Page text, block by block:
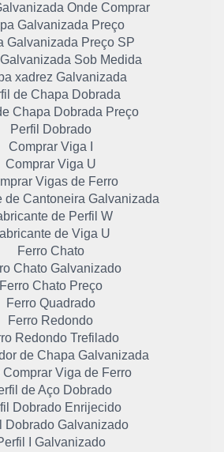
Onde Comprar
Galvanizada Preço
Galvanizada Preço SP
Sob Medida
xadrez Galvanizada
de Chapa Dobrada
Chapa Dobrada Preço
Perfil Dobrado
Comprar Viga I
Comprar Viga U
Vigas de Ferro
de Cantoneira Galvanizada
de Perfil W
de Viga U
Ferro Chato
Chato Galvanizado
Ferro Chato Preço
Ferro Quadrado
Ferro Redondo
Redondo Trefilado
de Chapa Galvanizada
Comprar Viga de Ferro
de Aço Dobrado
Dobrado Enrijecido
Dobrado Galvanizado
I Galvanizado